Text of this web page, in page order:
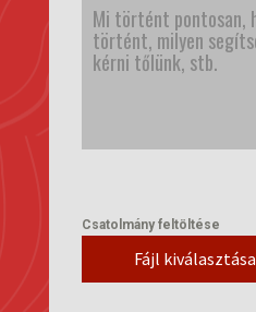
Csatolmány feltöltése
Fájl kiválasztása